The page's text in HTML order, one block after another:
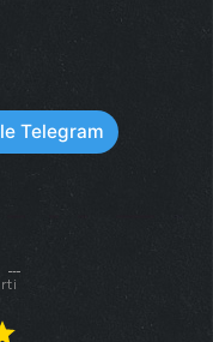
Telegram